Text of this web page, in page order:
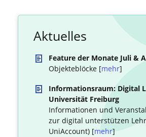
Aktuelles
Feature der Monate Juli &
Objekteblöcke [mehr]
Informationsraum: Digital
Universität Freiburg
Informationen und
zur digital unterstützen
UniAccount) [mehr]